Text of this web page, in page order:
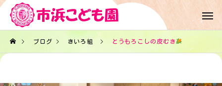
ブログ きいろ組 とうもろこしの皮むき